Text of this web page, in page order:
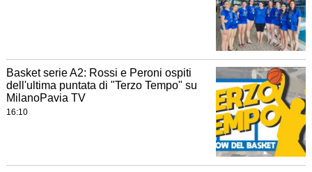
Basket serie A2: Rossi e Peroni ospiti
dell'ultima puntata di "Terzo Tempo" su
MilanoPavia TV
16:10